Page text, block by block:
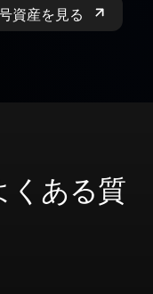
資産を見る
くある質